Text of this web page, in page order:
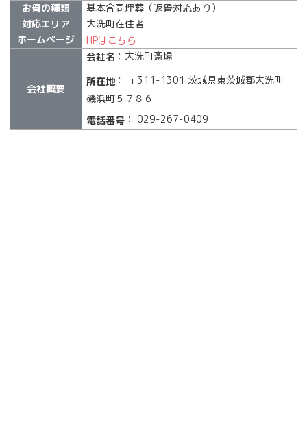
お骨の種類
基本合同埋葬（返骨対応あり）
対応エリア
大洗町在住者
ホームページ
HPはこちら
会社概要
会社名 ：大洗町斎場
所在地： 〒311-1301 茨城県東茨城郡大洗町
磯浜町５７８６
電話番号： 029-267-0409